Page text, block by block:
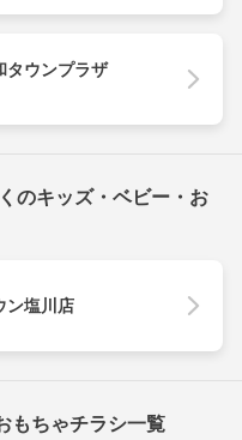
タウンプラザ
のキッズ・ベビー・お
ン塩川店
もちゃチラシ一覧